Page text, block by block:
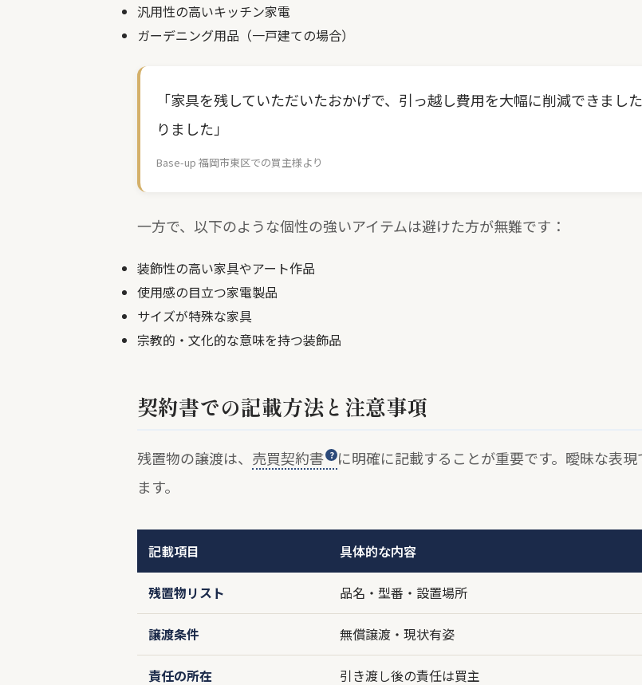
汎用性の高いキッチン家電
ガーデニング用品（一戸建ての場合）
「家具を残していただいたおかげで、引っ越し費用を大幅に削減できま
りました」
Base-up 福岡市東区での買主様より
一方で、以下のような個性の強いアイテムは避けた方が無難です：
装飾性の高い家具やアート作品
使用感の目立つ家電製品
サイズが特殊な家具
宗教的・文化的な意味を持つ装飾品
契約書での記載方法と注意事項
残置物の譲渡は、 売買契約書
に明確に記載することが重要です。曖昧な表
ます。
記載項目 具体的な内容
残置物リスト 品名・型番・設置場所
譲渡条件 無償譲渡・現状有姿
責任の所在 引き渡し後の責任は買主